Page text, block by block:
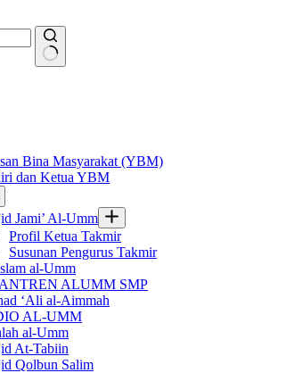
Bina Masyarakat (YBM)
dan Ketua YBM
Jami’ Al-Umm
Profil Ketua Takmir
Susunan Pengurus Takmir
al-Umm
ALUMM SMP
‘Ali al-Aimmah
AL-UMM
al-Umm
At-Tabiin
Qolbun Salim